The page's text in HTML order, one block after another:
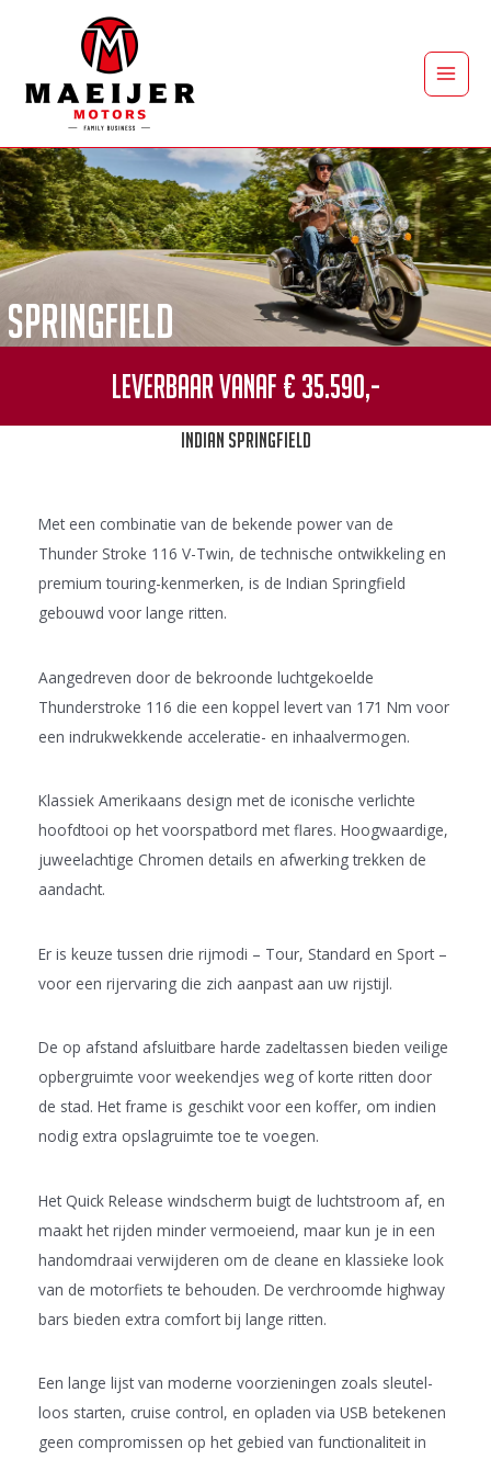
inhoud
Main
Springfield
Leverbaar vanaf € 35.590,-
Indian Springfield
Met een combinatie van de bekende power van de
Thunder Stroke 116 V-Twin, de technische ontwikkeling en
premium touring-kenmerken, is de Indian Springfield
gebouwd voor lange ritten.
Aangedreven door de bekroonde luchtgekoelde
Thunderstroke 116 die een koppel levert van 171 Nm voor
een indrukwekkende acceleratie- en inhaalvermogen.
Klassiek Amerikaans design met de iconische verlichte
hoofdtooi op het voorspatbord met flares. Hoogwaardige,
juweelachtige Chromen details en afwerking trekken de
aandacht.
Er is keuze tussen drie rijmodi – Tour, Standard en Sport –
voor een rijervaring die zich aanpast aan uw rijstijl.
De op afstand afsluitbare harde zadeltassen bieden veilige
opbergruimte voor weekendjes weg of korte ritten door
de stad. Het frame is geschikt voor een koffer, om indien
nodig extra opslagruimte toe te voegen.
Het Quick Release windscherm buigt de luchtstroom af, en
maakt het rijden minder vermoeiend, maar kun je in een
handomdraai verwijderen om de cleane en klassieke look
van de motorfiets te behouden. De verchroomde highway
bars bieden extra comfort bij lange ritten.
Een lange lijst van moderne voorzieningen zoals sleutel-
loos starten, cruise control, en opladen via USB betekenen
geen compromissen op het gebied van functionaliteit in